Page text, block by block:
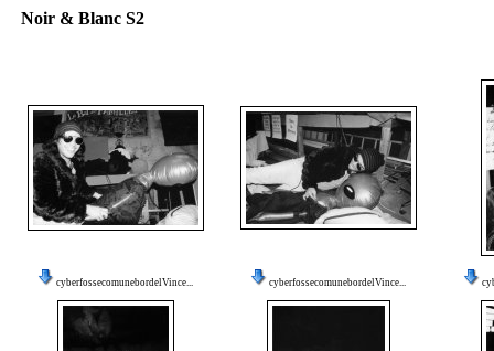
Noir & Blanc S2
cyberfossecomunebordelVince... cyberfossecomunebordelVince...